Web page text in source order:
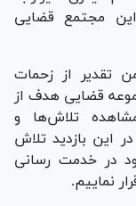
مجتمع قضایی
تقدیر از زحمات
قضایی هدف از
تلاش‌ها و
این بازدید تلاش
در خدمت رسانی
نماییم.